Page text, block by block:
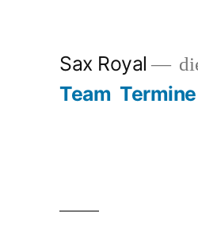
Sax Royal
Team Termine